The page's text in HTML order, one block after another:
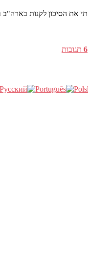
את הסיכון לקנות
6 תגובות